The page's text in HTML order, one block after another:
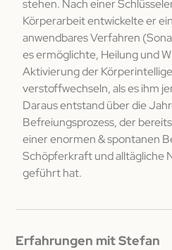
stehen. Nach einer
Körperarbeit entwickelte er
anwendbares Verfahren
es ermöglichte, Heilung und
Aktivierung der
verstoffwechseln, als es ihm
Daraus entstand über die
Befreiungsprozess, der
einer enormen & spontanen
Schöpferkraft und alltägliche
geführt hat.
Erfahrungen mit Stefan